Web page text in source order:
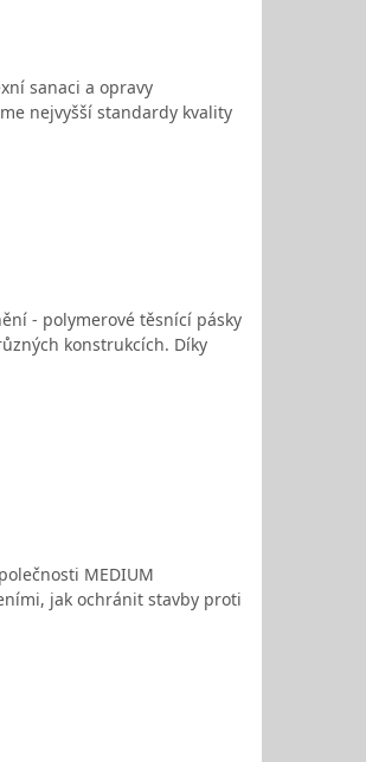
sanaci a opravy
nejvyšší standardy kvality
- polymerové těsnící pásky
konstrukcích. Díky
MEDIUM
jak ochránit stavby proti